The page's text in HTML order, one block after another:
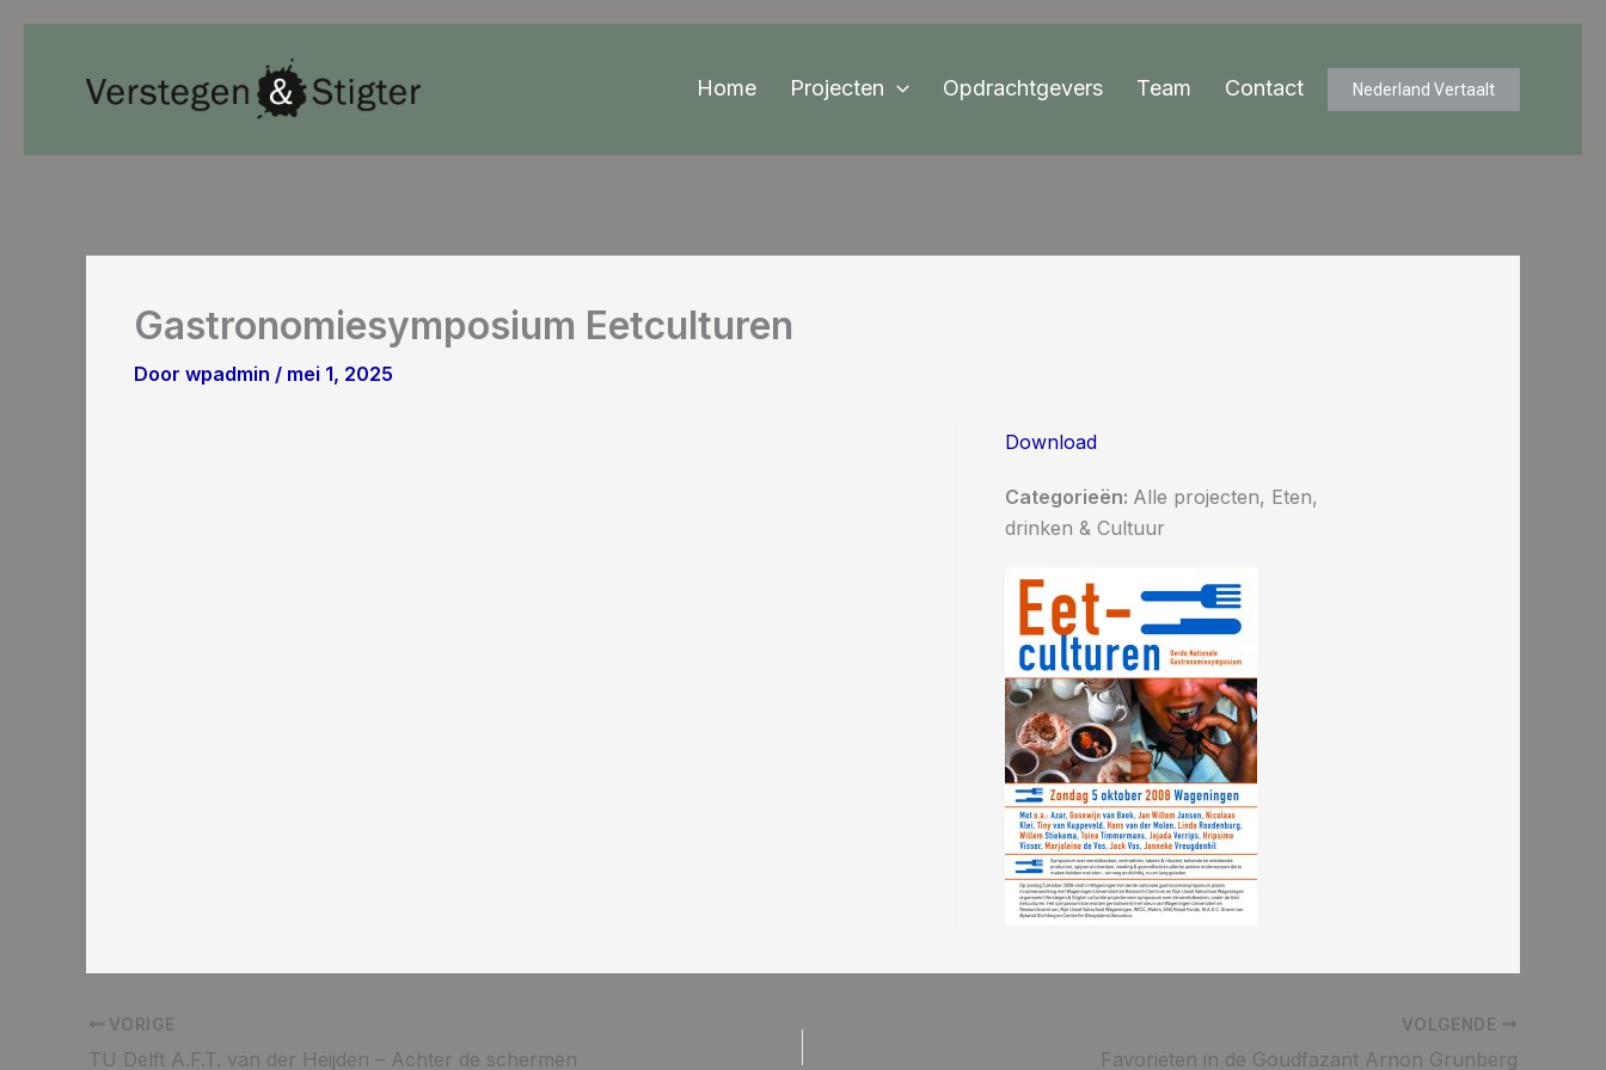
Home Projecten Opdrachtgevers Team Contact Nederland Vertaalt
Gastronomiesymposium Eetculturen
Door wpadmin / mei 1, 2025
Download
Categorieën: Alle projecten, Eten,
drinken & Cultuur
VORIGE
TU Delft A.F.T. van der Heijden – Achter de schermen
VOLGENDE
Favorieten in de Goudfazant Arnon Grunberg